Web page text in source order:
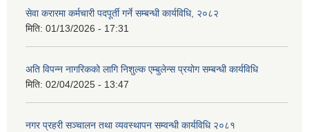
सेवा करारमा कर्मचारी पदपूर्ती गर्ने सम्बन्धी कार्यविधि, २०८२
मिति: 01/13/2026 - 17:31
अति विपन्न नागरिकको लागि निशुल्क एम्बुलेन्स प्रयोग सम्बन्धी कार्यविधि
मिति: 02/04/2025 - 13:47
नगर प्रहरी सञ्चालन तथा व्यवस्थापन सम्वन्धी कार्यविधि २०८१